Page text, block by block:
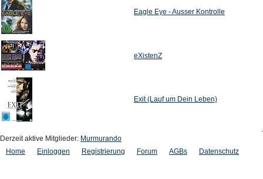
Eagle Eye - Ausser Kontrolle
eXistenZ
Exit (Lauf um Dein Leben)
Derzeit aktive Mitglieder: Murmurando
Home
Einloggen Registrierung Forum AGBs Datenschutz